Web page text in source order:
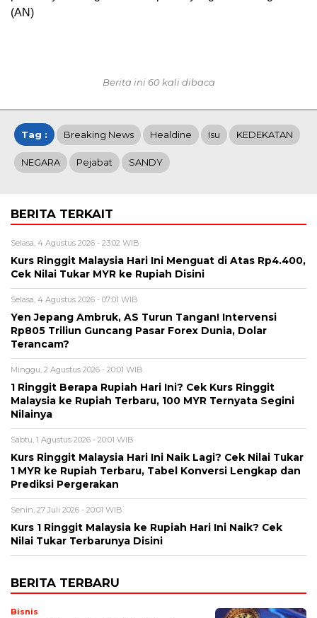
(AN)
Berita ini 60 kali dibaca
Tag : Breaking News Healdine Isu KEDEKATAN
NEGARA Pejabat SANDY
BERITA TERKAIT
Selasa, 4 Agustus 2026 - 23:02 WIB
Kurs Ringgit Malaysia Hari Ini Menguat di Atas Rp4.400,
Cek Nilai Tukar MYR ke Rupiah Disini
Selasa, 4 Agustus 2026 - 07:01 WIB
Yen Jepang Ambruk, AS Turun Tangan! Intervensi
Rp805 Triliun Guncang Pasar Forex Dunia, Dolar
Terancam?
Minggu, 2 Agustus 2026 - 20:01 WIB
1 Ringgit Berapa Rupiah Hari Ini? Cek Kurs Ringgit
Malaysia ke Rupiah Terbaru, 100 MYR Ternyata Segini
Nilainya
Sabtu, 1 Agustus 2026 - 20:01 WIB
Kurs Ringgit Malaysia Hari Ini Naik Lagi? Cek Nilai Tukar
1 MYR ke Rupiah Terbaru, Tabel Konversi Lengkap dan
Prediksi Pergerakan
Senin, 27 Juli 2026 - 20:01 WIB
Kurs 1 Ringgit Malaysia ke Rupiah Hari Ini Naik? Cek
Nilai Tukar Terbarunya Disini
BERITA TERBARU
Bisnis